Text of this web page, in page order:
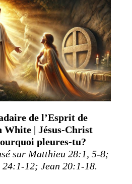
de l’Esprit de
White | Jésus-Christ
pleures-tu?
sur Matthieu 28:1, 5-8;
12; Jean 20:1-18.